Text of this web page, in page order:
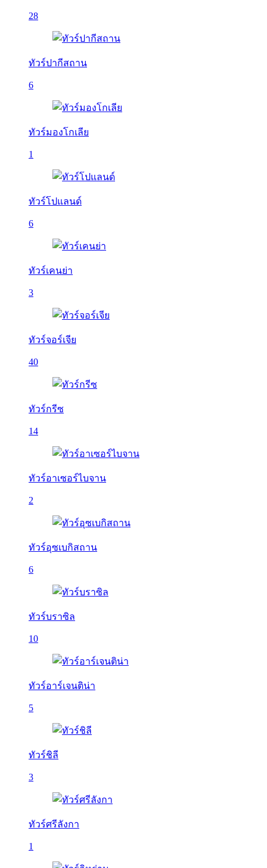
28
ทัวร์ปากีสถาน
6
ทัวร์มองโกเลีย
1
ทัวร์โปแลนด์
6
ทัวร์เคนย่า
3
ทัวร์จอร์เจีย
40
ทัวร์กรีซ
14
ทัวร์อาเซอร์ไบจาน
2
ทัวร์อุซเบกิสถาน
6
ทัวร์บราซิล
10
ทัวร์อาร์เจนติน่า
5
ทัวร์ชิลี
3
ทัวร์ศรีลังกา
1